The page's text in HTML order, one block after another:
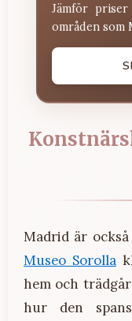
Jämför
områden som
Madrid är
Museo Sorolla
hem och
hur den